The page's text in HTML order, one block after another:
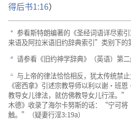
得后书1:16）
a 参看斯特朗编著的《圣经词语详尽索
来语及阿拉米语旧约辞典索引”类别下的
b 请参看《旧约神学辞典》（英语）第二
c 与上帝的律法恰恰相反，犹太传统禁
《密西拿》引述宗教导师以利以谢·班
教导女儿律法，就仿佛教导女儿行淫。”
木德》收录了海尔卡努斯的话：“宁可将
触。”（疑妻行淫3:19a）